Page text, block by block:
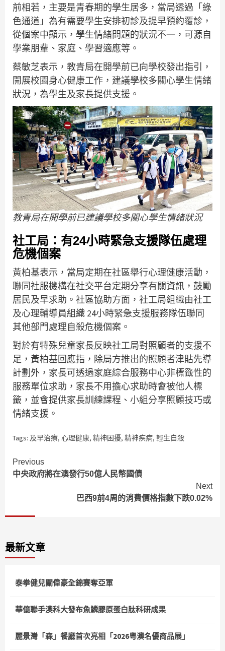
前相若，主要是青春期的學生居多，當局透過「綠
色通道」為有需要學生安排初診及提早預約覆診，
從個案中顯示，學生情緒問題的狀況不一，可源自
學業朋輩、家庭、學習適應等。
蔡敏芝表示，教青局在開學前已向學校發出指引，
開展校園身心健康工作，建議學校多關心學生情緒
狀況，為學生及家長提供支援。
教青局在開學前已建議學校多關心學生情緒狀況
社工局：有24小時緊急支援隊伍處理
危機個案
黃柏基表示，當局定期在社區舉行心理健康活動，
聯同社服機構在社交平台定期分享有關資訊，鼓勵
居民及早求助。社區協助方面，社工局組織由社工
及心理輔導員組織 24小時緊急支援服務隊伍聯同
其他部門處理自殺危機個案。
對於有特殊兒童家長反映社工局對照顧者的支援不
足，黃柏基回應指，除局方推出的照顧者津貼先導
計劃外，家長可透過家庭綜合服務中心非標籤性的
服務單位求助，家長不用擔心求助時會被他人標
籤，並會提供家長訓練課程、小組分享照顧技巧或
情緒支援。
Tags: 及早治療, 心理健康, 精神困擾, 精神疾病, 輕生自殺
Continue
Reading
Previous
中央政府將在澳發行50億人民幣國債
Next
巴西9前4周的消費價格指數下跌0.02%
最新文章
泰拳健兒關偉豪全錦賽奪亞軍
華億聯手澳科大發布魚鱗膠原蛋白肽科研成果
麗景灣「森」餐廳首次亮相「2026粵澳名優商品展」